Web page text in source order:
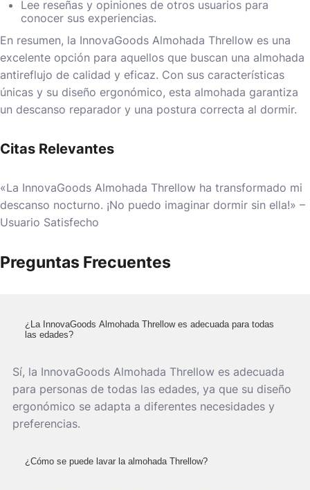
Lee reseñas y opiniones de otros usuarios para
conocer sus experiencias.
En resumen, la InnovaGoods Almohada Threllow es una
excelente opción para aquellos que buscan una almohada
antireflujo de calidad y eficaz. Con sus características
únicas y su diseño ergonómico, esta almohada garantiza
un descanso reparador y una postura correcta al dormir.
Citas Relevantes
«La InnovaGoods Almohada Threllow ha transformado mi
descanso nocturno. ¡No puedo imaginar dormir sin ella!» –
Usuario Satisfecho
Preguntas Frecuentes
¿La InnovaGoods Almohada Threllow es adecuada para todas
las edades?
Sí, la InnovaGoods Almohada Threllow es adecuada
para personas de todas las edades, ya que su diseño
ergonómico se adapta a diferentes necesidades y
preferencias.
¿Cómo se puede lavar la almohada Threllow?